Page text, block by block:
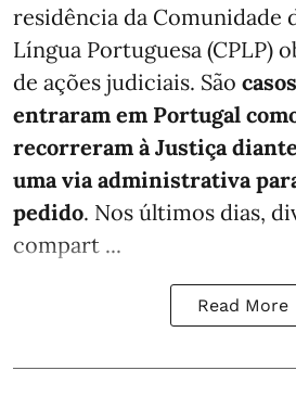
residência da Comunidade
Língua Portuguesa (CPLP)
de ações judiciais. São
entraram em Portugal
recorreram à Justiça
uma via administrativa
pedido. Nos últimos dias,
compart ...
Read More